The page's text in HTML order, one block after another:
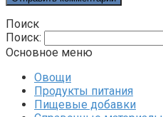
Поиск
Поиск:
Основное меню
Овощи
Продукты питания
Пищевые добавки